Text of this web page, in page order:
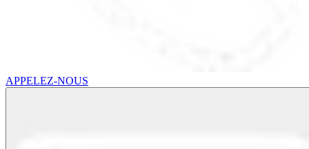
APPELEZ-NOUS